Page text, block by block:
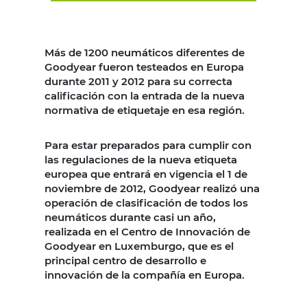
Más de 1200 neumáticos diferentes de
Goodyear fueron testeados en Europa
durante 2011 y 2012 para su correcta
calificación con la entrada de la nueva
normativa de etiquetaje en esa región.
Para estar preparados para cumplir con
las regulaciones de la nueva etiqueta
europea que entrará en vigencia el 1 de
noviembre de 2012, Goodyear realizó una
operación de clasificación de todos los
neumáticos durante casi un año,
realizada en el Centro de Innovación de
Goodyear en Luxemburgo, que es el
principal centro de desarrollo e
innovación de la compañía en Europa.